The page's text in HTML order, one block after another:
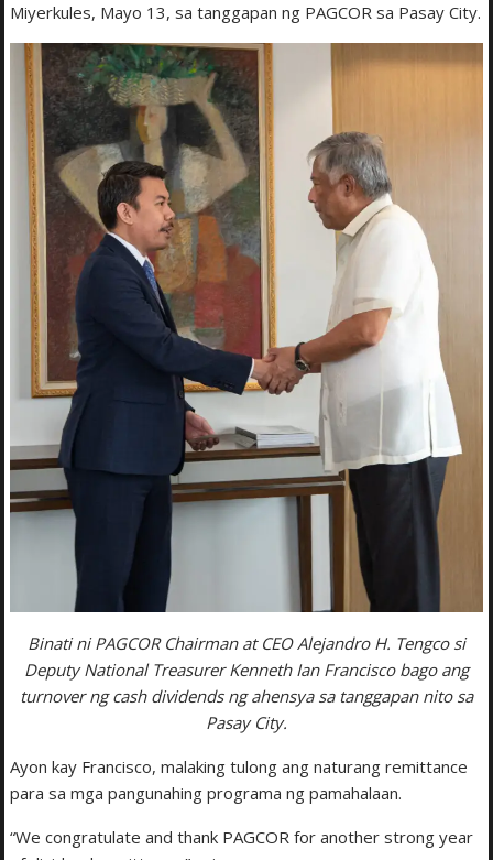
Miyerkules, Mayo 13, sa tanggapan ng PAGCOR sa Pasay City.
Binati ni PAGCOR Chairman at CEO Alejandro H. Tengco si
Deputy National Treasurer Kenneth Ian Francisco bago ang
turnover ng cash dividends ng ahensya sa tanggapan nito sa
Pasay City.
Ayon kay Francisco, malaking tulong ang naturang remittance
para sa mga pangunahing programa ng pamahalaan.
“We congratulate and thank PAGCOR for another strong year